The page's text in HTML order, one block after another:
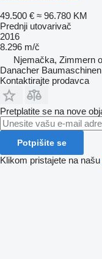
49.500 € ≈ 96.780 KM
Prednji utovarivač
2016
8.296 m/č
Njemačka, Zimmern
Danacher
Kontaktirajte prodavca
Pretplatite se na nove
Potpišite se
Klikom pristajete na našu